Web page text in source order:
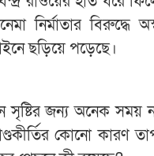
নির্মাতার
ছড়িয়ে পড়েছে।
সৃষ্টির জন্য অনেক
কোনো কারণ